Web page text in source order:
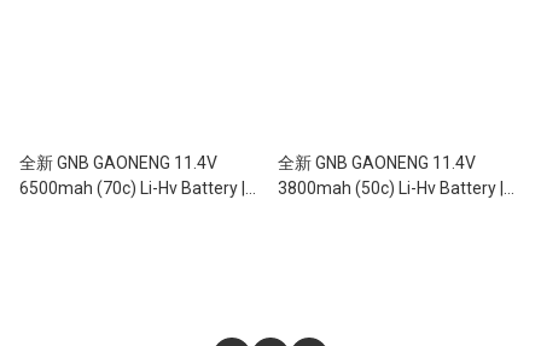
全新 GNB GAONENG 11.4V
6500mah (70c) Li-Hv Battery |
全新 GNB GAONENG 11.4V
3800mah (50c) Li-Hv Battery |